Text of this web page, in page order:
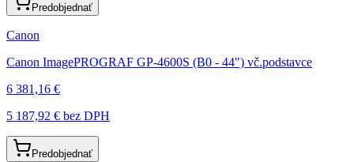
Predobjednať
Canon
Canon ImagePROGRAF GP-4600S (B0 - 44") vč.podstavce
6 381,16 €
5 187,92 € bez DPH
Predobjednať